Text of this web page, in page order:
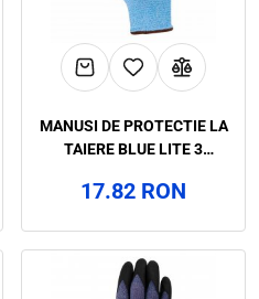
MANUSI DE PROTECTIE LA
TAIERE BLUE LITE 3
ART.C973
17.82 RON